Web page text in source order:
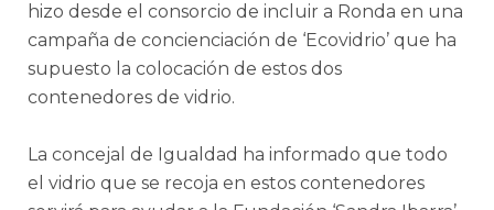
hizo desde el consorcio de incluir a Ronda en una
campaña de concienciación de ‘Ecovidrio’ que ha
supuesto la colocación de estos dos
contenedores de vidrio.
La concejal de Igualdad ha informado que todo
el vidrio que se recoja en estos contenedores